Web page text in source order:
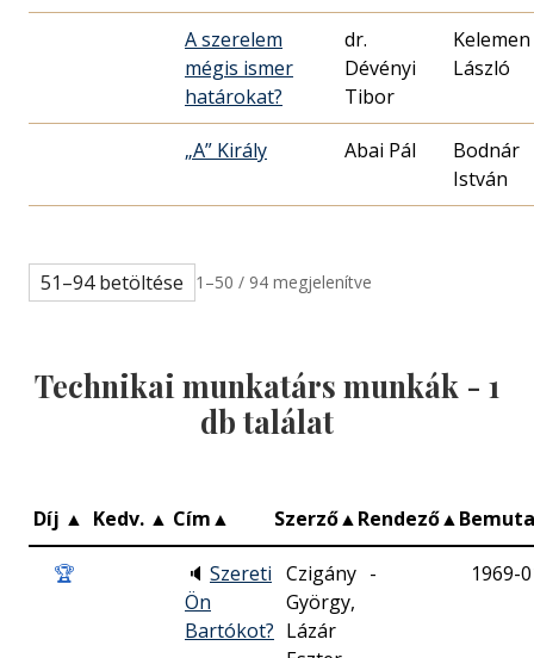
A szerelem
mégis ismer
határokat?
dr.
Dévényi
Tibor
Kelemen
László
„A” Király Abai Pál
Bodnár
István
51–94 betöltése 1–50 / 94 megjelenítve
Technikai munkatárs munkák - 1
db találat
Díj ▲ Kedv. ▲ Cím▲ Szerző▲Rendező▲
🏆 🔈 Szereti
Ön
Bartókot?
Czigány
György,
Lázár
- 1969-